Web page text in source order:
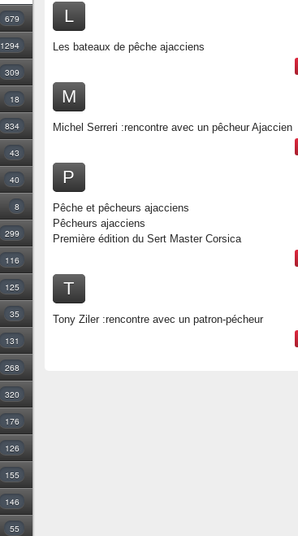
679
1294
309
18
834
43
40
8
299
116
125
35
131
268
320
176
126
155
146
55
L
Les bateaux de pêche ajacciens
M
Michel Serreri :rencontre avec un pêcheur Ajaccien
P
Pêche et pêcheurs ajacciens
Pêcheurs ajacciens
Première édition du Sert Master Corsica
T
Tony Ziler :rencontre avec un patron-pécheur